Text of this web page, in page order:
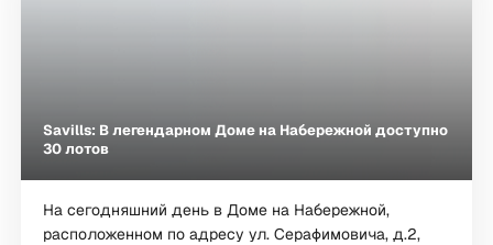
Savills: В легендарном Доме на Набережной доступно
30 лотов
На сегодняшний день в Доме на Набережной,
расположенном по адресу ул. Серафимовича, д.2,